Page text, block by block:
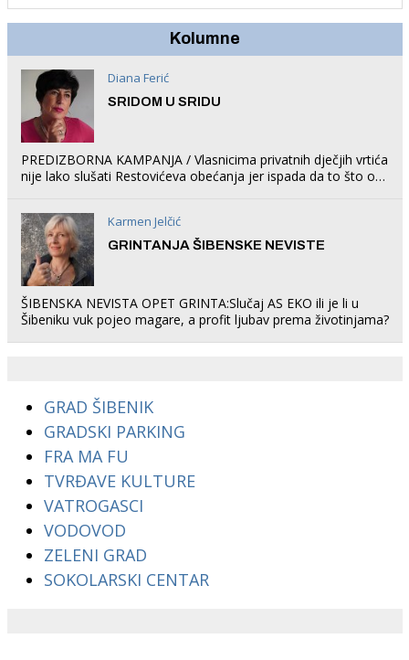
Kolumne
Diana Ferić
SRIDOM U SRIDU
PREDIZBORNA KAMPANJA / Vlasnicima privatnih dječjih vrtića
nije lako slušati Restovićeva obećanja jer ispada da to što oni
Karmen Jelčić
GRINTANJA ŠIBENSKE NEVISTE
ŠIBENSKA NEVISTA OPET GRINTA:Slučaj AS EKO ili je li u
Šibeniku vuk pojeo magare, a profit ljubav prema životinjama?
GRAD ŠIBENIK
GRADSKI PARKING
FRA MA FU
TVRĐAVE KULTURE
VATROGASCI
VODOVOD
ZELENI GRAD
SOKOLARSKI CENTAR